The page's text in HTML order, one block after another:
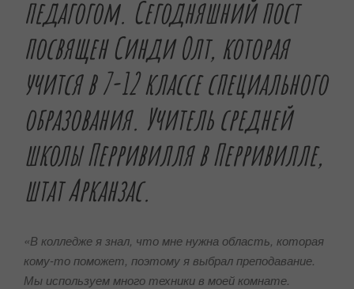
педагогом. Сегодняшний пост
посвящен Синди Олт, которая
учится в 7-12 классе специального
образования. Учитель средней
школы Перривилля в Перривилле,
штат Арканзас.
«В колледже я знал, что мне нужна область, которая
кому-то поможет, поэтому я выбрал преподавание.
Мы используем много техники в моей комнате.